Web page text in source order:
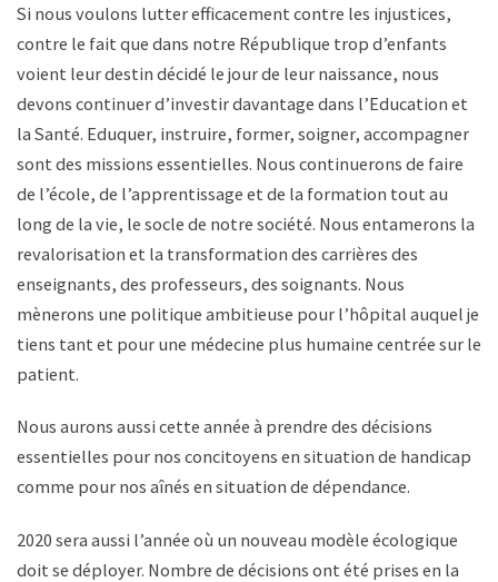
Si nous voulons lutter efficacement contre les injustices,
contre le fait que dans notre République trop d’enfants
voient leur destin décidé le jour de leur naissance, nous
devons continuer d’investir davantage dans l’Education et
la Santé. Eduquer, instruire, former, soigner, accompagner
sont des missions essentielles. Nous continuerons de faire
de l’école, de l’apprentissage et de la formation tout au
long de la vie, le socle de notre société. Nous entamerons la
revalorisation et la transformation des carrières des
enseignants, des professeurs, des soignants. Nous
mènerons une politique ambitieuse pour l’hôpital auquel je
tiens tant et pour une médecine plus humaine centrée sur le
patient.
Nous aurons aussi cette année à prendre des décisions
essentielles pour nos concitoyens en situation de handicap
comme pour nos aînés en situation de dépendance.
2020 sera aussi l’année où un nouveau modèle écologique
doit se déployer. Nombre de décisions ont été prises en la